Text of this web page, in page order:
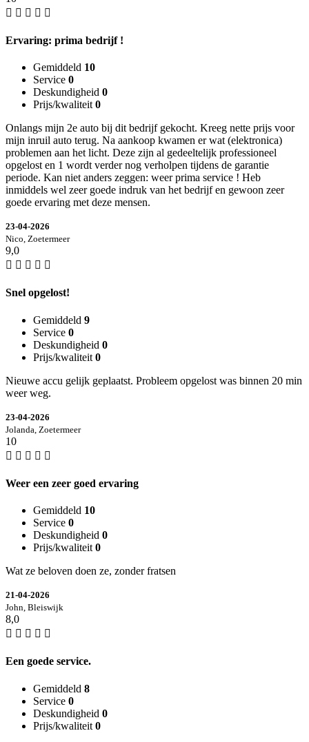
Ervaring: prima bedrijf !
Gemiddeld 10
Service 0
Deskundigheid 0
Prijs/kwaliteit 0
Onlangs mijn 2e auto bij dit bedrijf gekocht. Kreeg nette prijs voor
mijn inruil auto terug. Na aankoop kwamen er wat (elektronica)
problemen aan het licht. Deze zijn al gedeeltelijk professioneel
opgelost en 1 wordt verder nog verholpen tijdens de garantie
periode. Kan niet anders zeggen: weer prima service ! Heb
inmiddels wel zeer goede indruk van het bedrijf en gewoon zeer
goede ervaring met deze mensen.
23-04-2026
Nico, Zoetermeer
9,0
Snel opgelost!
Gemiddeld 9
Service 0
Deskundigheid 0
Prijs/kwaliteit 0
Nieuwe accu gelijk geplaatst. Probleem opgelost was binnen 20 min
weer weg.
23-04-2026
Jolanda, Zoetermeer
10
Weer een zeer goed ervaring
Gemiddeld 10
Service 0
Deskundigheid 0
Prijs/kwaliteit 0
Wat ze beloven doen ze, zonder fratsen
21-04-2026
John, Bleiswijk
8,0
Een goede service.
Gemiddeld 8
Service 0
Deskundigheid 0
Prijs/kwaliteit 0